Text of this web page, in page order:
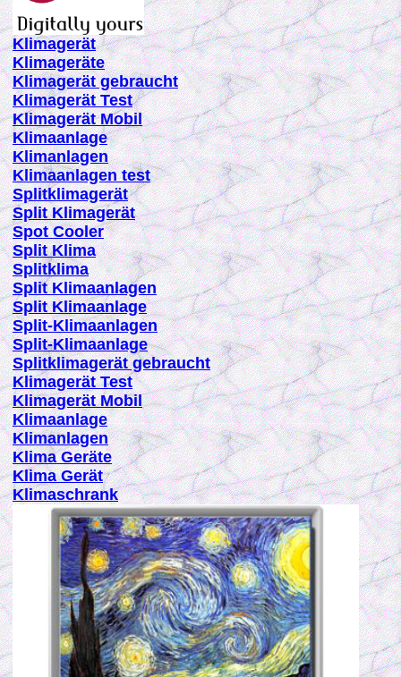
Klimagerät
Klimageräte
Klimagerät gebraucht
Klimagerät Test
Klimagerät Mobil
Klimaanlage
Klimanlagen
Klimaanlagen test
Splitklimagerät
Split Klimagerät
Spot Cooler
Split Klima
Splitklima
Split Klimaanlagen
Split Klimaanlage
Split-Klimaanlagen
Split-Klimaanlage
Splitklimagerät gebraucht
Klimagerät Test
Klimagerät Mobil
Klimaanlage
Klimanlagen
Klima Geräte
Klima Gerät
Klimaschrank